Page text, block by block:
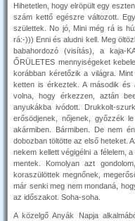
Hihetetlen, hogy elröpült egy
szám kettő egészre változott.
születtek. No jó, Mini még rá is
rá:-))) Enni és aludni kell. Meg
babahordozó (visítás), a kaja-
ŐRÜLETES mennyiségeket
korábban kéretőzik a világra.
ketten is érkeztek. A második és
volna, hogy érkezzen, aztán
anyukákba ivódott. Drukkolt-
erősödjenek, nőjenek, győzzék
akármiben. Bármiben. De nem
dobozban töltötte az első heteket.
nekem kellett végigélni a félelem,
mentek. Komolyan azt
koraszülöttek megnőnek,
már senki meg nem mondaná,
az időszakot. Soha-soha.
A közelgő Anyák Napja